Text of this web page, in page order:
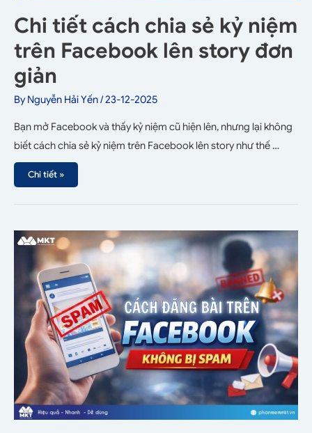
Chi tiết cách chia sẻ kỷ niệm
trên Facebook lên story đơn
giản
ByNguyễn Hải Yến/23-12-2025
Bạn mở Facebook và thấy kỷ niệm cũ hiện lên, nhưng lại không
biết cách chia sẻ kỷ niệm trên Facebook lên story như thế …
Chi tiết »